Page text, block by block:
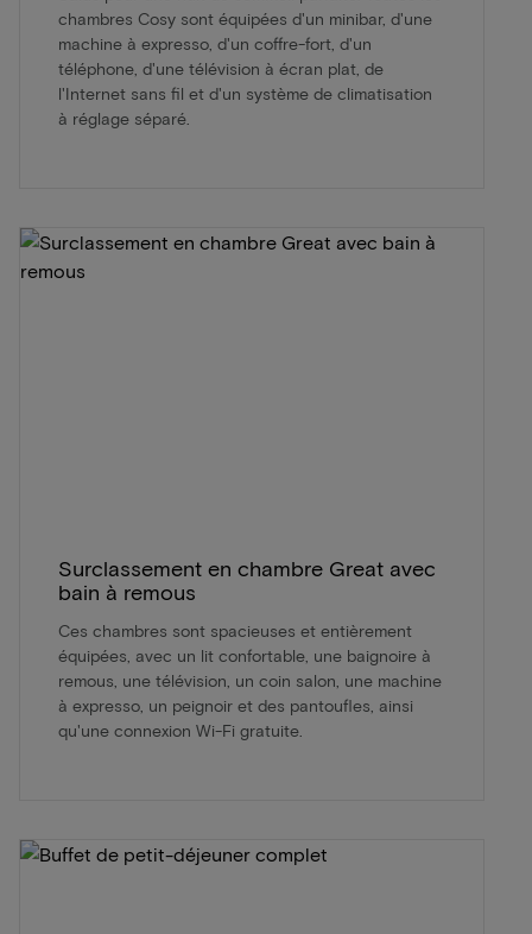
chambres Cosy sont équipées d'un minibar, d'une
machine à expresso, d'un coffre-fort, d'un
téléphone, d'une télévision à écran plat, de
l'Internet sans fil et d'un système de climatisation
à réglage séparé.
Surclassement en chambre Great avec
bain à remous
Ces chambres sont spacieuses et entièrement
équipées, avec un lit confortable, une baignoire à
remous, une télévision, un coin salon, une machine
à expresso, un peignoir et des pantoufles, ainsi
qu'une connexion Wi-Fi gratuite.